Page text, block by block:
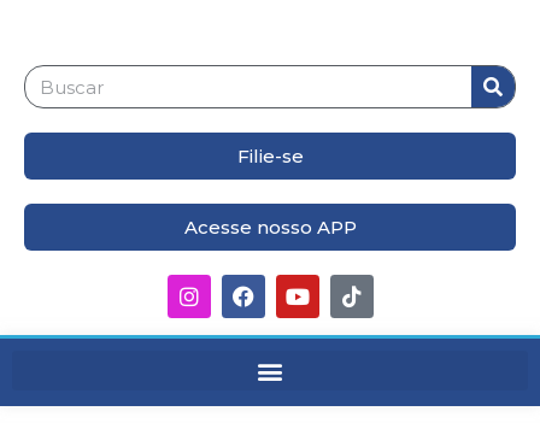
Filie-se
Acesse nosso APP